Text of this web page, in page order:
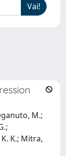
M.;
K.; Mitra,